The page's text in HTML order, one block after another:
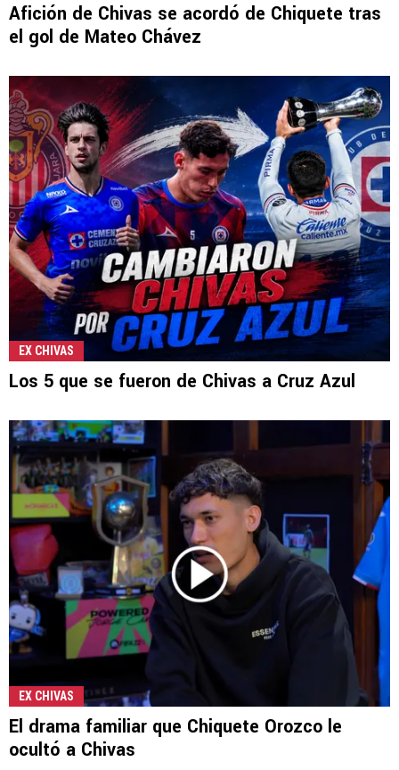
Afición de Chivas se acordó de Chiquete tras
el gol de Mateo Chávez
EX CHIVAS
Los 5 que se fueron de Chivas a Cruz Azul
EX CHIVAS
El drama familiar que Chiquete Orozco le
ocultó a Chivas